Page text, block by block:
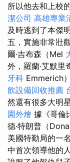
所以他去和上校
潔公司 高雄專業
及時逃到了本傑
五，實施非常壯
爾·吉布森（Mel
外，羅蘭·艾默里
牙科 Emmerich
飲設備回收推薦
然還有很多大明
園外燴 據《哥倫
德·特朗普（
美國特勤局的一
中首次領導他的